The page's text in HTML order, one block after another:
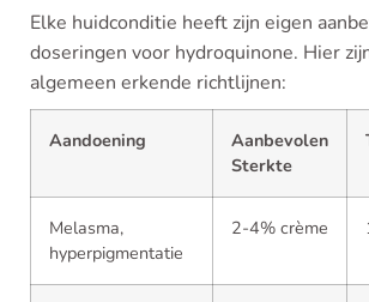
Elke huidconditie heeft zijn eigen
doseringen voor hydroquinone. Hier
algemeen erkende richtlijnen:
Aandoening
Aanbevolen
Sterkte
Melasma,
hyperpigmentatie
2-4% crème